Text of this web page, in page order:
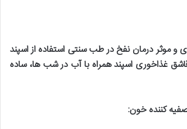
موثر درمان نفخ در طب سنتی استفاده از اسپند
قورت دادن 1 قاشق غذاخوری اسپند همراه با آب در شب ها، ساده
کننده خون: